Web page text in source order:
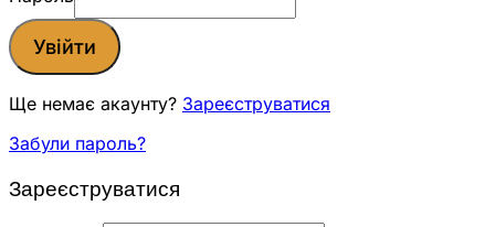
Увійти
Ще немає акаунту? Зареєструватися
Забули пароль?
Зареєструватися